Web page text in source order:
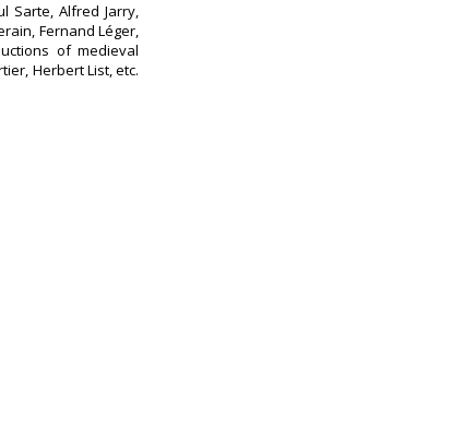
Sarte, Alfred Jarry,
Fernand Léger,
of medieval
Herbert List, etc.